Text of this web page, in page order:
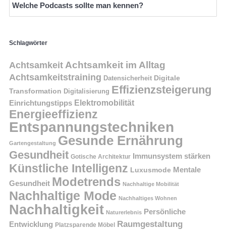
Welche Podcasts sollte man kennen?
Schlagwörter
Achtsamkeit Achtsamkeit im Alltag
Achtsamkeitstraining Datensicherheit Digitale
Transformation Digitalisierung Effizienzsteigerung
Einrichtungstipps Elektromobilität
Energieeffizienz
Entspannungstechniken
Gartengestaltung Gesunde Ernährung
Gesundheit Gotische Architektur Immunsystem stärken
Künstliche Intelligenz Luxusmode Mentale
Gesundheit Modetrends Nachhaltige Mobilität
Nachhaltige Mode Nachhaltiges Wohnen
Nachhaltigkeit Naturerlebnis Persönliche
Entwicklung Platzsparende Möbel Raumgestaltung